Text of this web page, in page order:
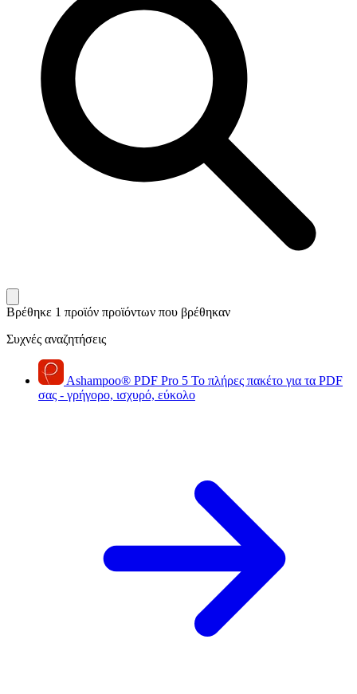
Βρέθηκε 1 προϊόν προϊόντων που βρέθηκαν
Συχνές αναζητήσεις
Ashampoo® PDF Pro 5 Το πλήρες πακέτο για τα PDF
σας - γρήγορο, ισχυρό, εύκολο